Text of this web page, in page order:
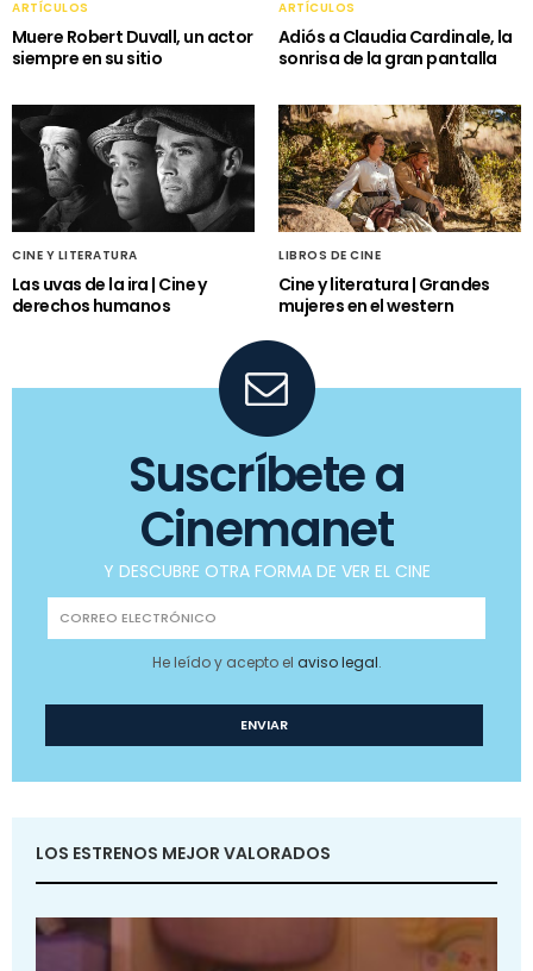
ARTÍCULOS
Muere Robert Duvall, un actor
siempre en su sitio
ARTÍCULOS
Adiós a Claudia Cardinale, la
sonrisa de la gran pantalla
CINE Y LITERATURA
Las uvas de la ira | Cine y
derechos humanos
LIBROS DE CINE
Cine y literatura | Grandes
mujeres en el western
Suscríbete a
Cinemanet
Y DESCUBRE OTRA FORMA DE VER EL CINE
He leído y acepto el aviso legal.
LOS ESTRENOS MEJOR VALORADOS